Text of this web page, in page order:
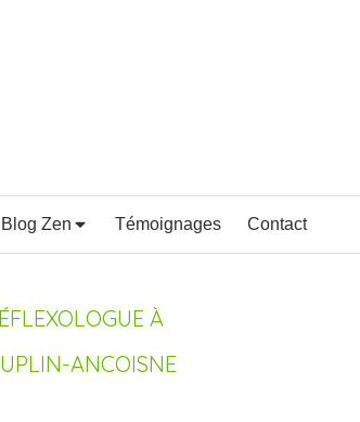
Blog Zen Témoignages Contact
À
ANCOISNE